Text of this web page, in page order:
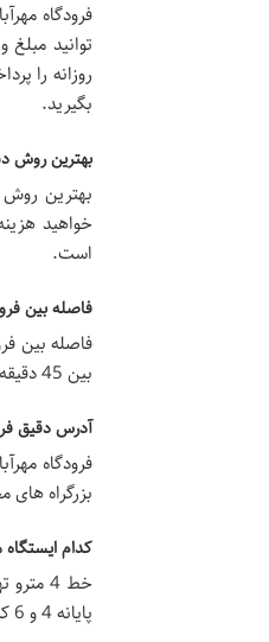
فرودگاه
توانید
روزانه را
بگیرید.
بهترین روش
بهترین
خواهید
است.
فاصله بین
بین 45 دقیقه تا 1.5 ساعت قابل پیمودن است.
آدرس دقیق
فرودگاه
بزرگراه
کدام
پایانه 4 و 6 که بسته به ترمینال مورد نظر باید در ایستگاه مربوطه پیاده شوید.